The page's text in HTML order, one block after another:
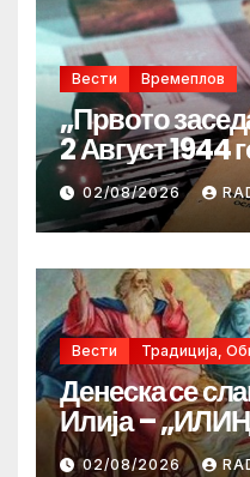
Вести Времеплов
„Првото
2 Август 1944
02/08/2026
Вести Традиција,
Денеска се
Илија –
02/08/2026